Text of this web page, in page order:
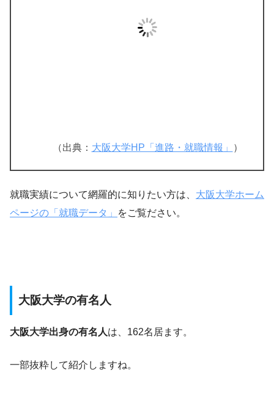
（出典： 大阪大学HP「進路・就職情報」 ）
就職実績について網羅的に知りたい方は、 大阪大学ホーム
ページの「就職データ」
をご覧ださい。
大阪大学の有名人
大阪大学出身の有名人は、162名居ます。
一部抜粋して紹介しますね。